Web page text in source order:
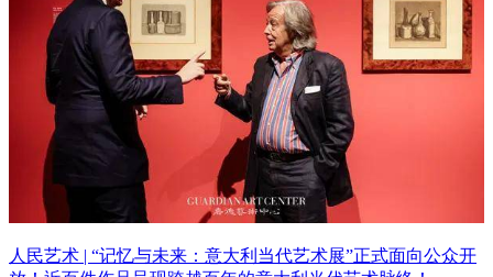
人民艺术 | “记忆与未来：意大利当代艺术展”正式面向公众开